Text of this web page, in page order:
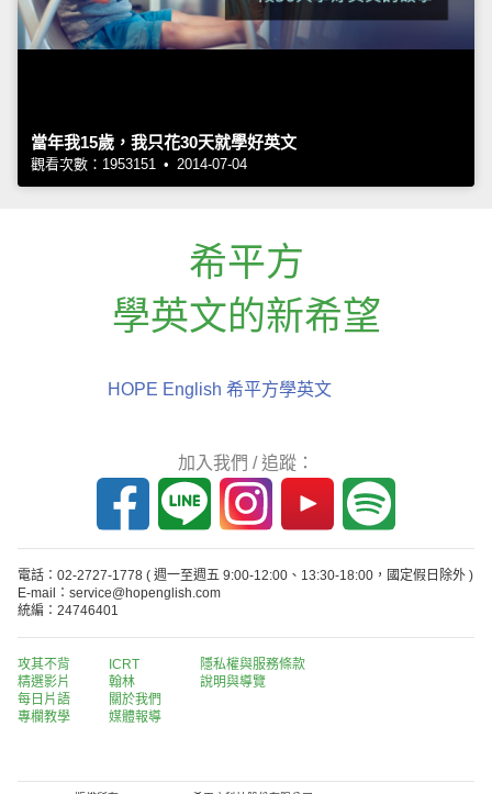
當年我15歲，我只花30天就學好英文
觀看次數：1953151 • 2014-07-04
希平方
學英文的新希望
HOPE English 希平方學英文
加入我們 / 追蹤：
電話：02-2727-1778 ( 週一至週五 9:00-12:00、13:30-18:00，國定假日除外 )
E-mail：service@hopenglish.com
統編：24746401
攻其不背
精選影片
每日片語
專欄教學
ICRT
翰林
關於我們
媒體報導
隱私權與服務條款
說明與導覽